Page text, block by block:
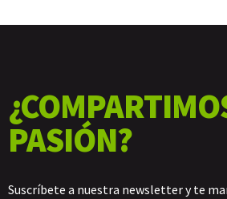
PASIÓN?
Suscríbete a nuestra newsletter y te